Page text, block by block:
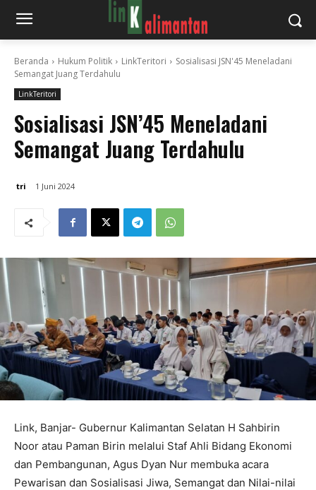
Beranda Hukum Politik LinkTeritori
Sosialisasi JSN'45 Meneladani
Semangat Juang Terdahulu
LinkTeritori
Sosialisasi JSN’45 Meneladani
Semangat Juang Terdahulu
tri 1 Juni 2024
Link, Banjar- Gubernur Kalimantan Selatan H Sahbirin
Noor atau Paman Birin melalui Staf Ahli Bidang Ekonomi
dan Pembangunan, Agus Dyan Nur membuka acara
Pewarisan dan Sosialisasi Jiwa, Semangat dan Nilai-nilai